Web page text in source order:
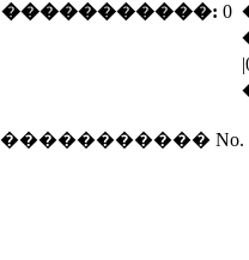
�����������: 0
����������� No. 1-